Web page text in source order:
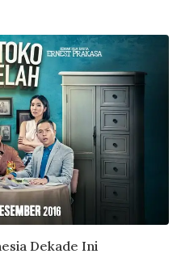
Dekade Ini